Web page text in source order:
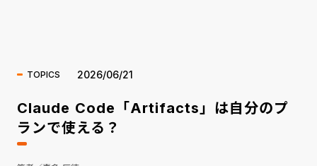
TOPICS 2026/06/21
Claude Code「Artifacts」は自分のプ
ランで使える？